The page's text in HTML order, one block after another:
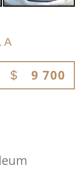
9 700